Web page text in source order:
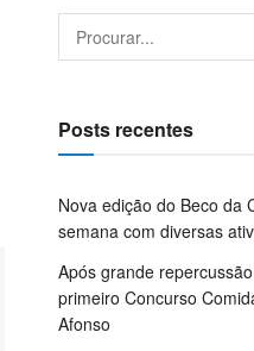
Posts recentes
Nova edição do Beco da
semana com diversas
Após grande
primeiro Concurso
Afonso